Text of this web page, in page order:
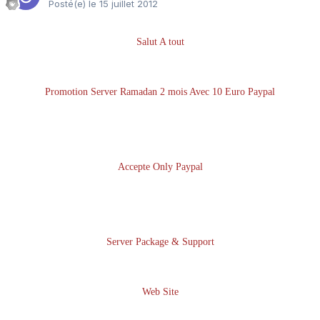
Posté(e) le 15 juillet 2012
Salut A tout
Promotion Server Ramadan 2 mois Avec 10 Euro Paypal
Accepte Only Paypal
Server Package & Support
Web Site